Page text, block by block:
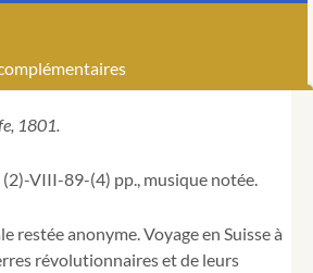
française
1801.
VIII-89-(4) pp., musique notée.
restée anonyme. Voyage en Suisse à
révolutionnaires et de leurs